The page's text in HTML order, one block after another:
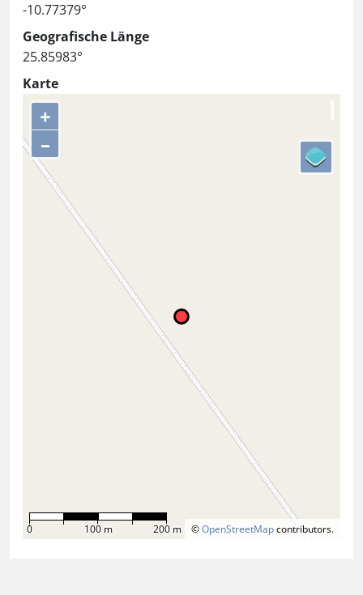
-10.77379°
Geografische Länge
25.85983°
Karte
+
–
©OpenStreetMapcontributors.
0 100 m 200 m